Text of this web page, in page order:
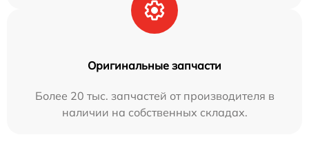
Оригинальные запчасти
Более 20 тыс. запчастей от производителя в
наличии на собственных складах.